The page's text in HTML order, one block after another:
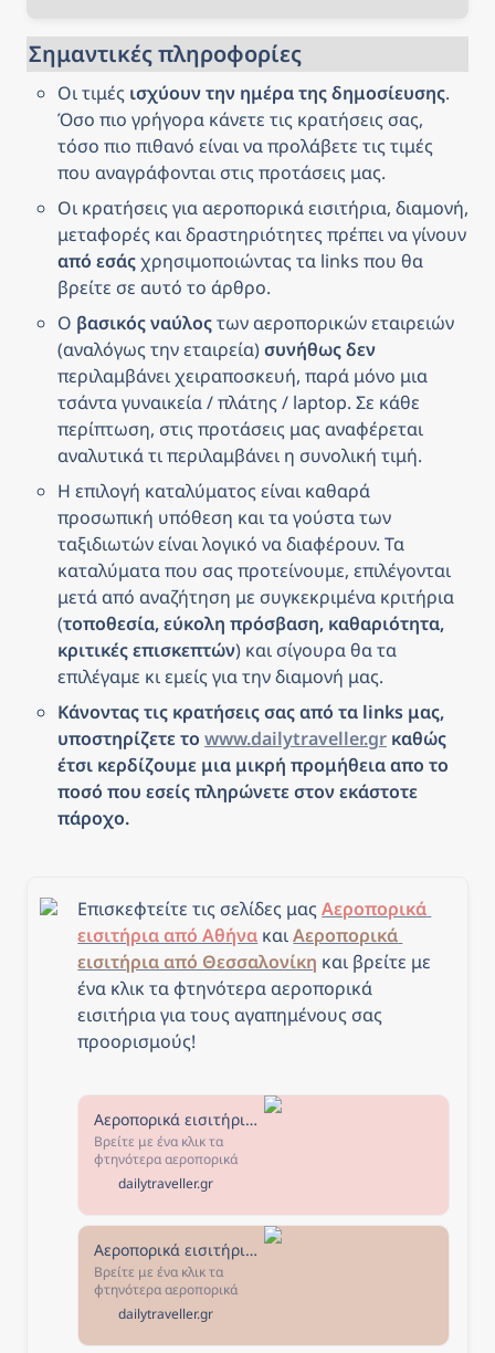
Σημαντικές πληροφορίες
Οι τιμές ισχύουν την ημέρα της δημοσίευσης.
Όσο πιο γρήγορα κάνετε τις κρατήσεις σας,
τόσο πιο πιθανό είναι να προλάβετε τις τιμές
που αναγράφονται στις προτάσεις μας.
Οι κρατήσεις για αεροπορικά εισιτήρια, διαμονή,
από εσάς χρησιμοποιώντας τα links που θα
βρείτε σε αυτό το άρθρο.
Ο βασικός ναύλος των αεροπορικών εταιρειών
(αναλόγως την εταιρεία) συνήθως δεν
περιλαμβάνει χειραποσκευή, παρά μόνο μια
τσάντα γυναικεία / πλάτης / laptop. Σε κάθε
περίπτωση, στις προτάσεις μας αναφέρεται
αναλυτικά τι περιλαμβάνει η συνολική τιμή.
Η επιλογή καταλύματος είναι καθαρά
προσωπική υπόθεση και τα γούστα των
ταξιδιωτών είναι λογικό να διαφέρουν. Τα
καταλύματα που σας προτείνουμε, επιλέγονται
μετά από αναζήτηση με συγκεκριμένα κριτήρια
(τοποθεσία, εύκολη πρόσβαση, καθαριότητα,
κριτικές επισκεπτών) και σίγουρα θα τα
επιλέγαμε κι εμείς για την διαμονή μας.
Κάνοντας τις κρατήσεις σας από τα links μας,
υποστηρίζετε το www.dailytraveller.gr καθώς
έτσι κερδίζουμε μια μικρή προμήθεια απο το
ποσό που εσείς πληρώνετε στον εκάστοτε
πάροχο.
Επισκεφτείτε τις σελίδες μας Αεροπορικά
εισιτήρια από Αθήνα και Αεροπορικά
εισιτήρια από Θεσσαλονίκη και βρείτε με
ένα κλικ τα φτηνότερα αεροπορικά
εισιτήρια για τους αγαπημένους σας
προορισμούς!
Αεροπορικά εισιτήρια από Αθήνα - The Daily Traveller
Βρείτε με ένα κλικ τα
φτηνότερα αεροπορικά
εισιτήρια από Αθήνα για
τους αγαπημένους σας
προορισμούς! Επιλέξτε τον
προορισμό που σας
ενδιαφέρει, κλείστε τα
εισιτήριά σας και... καλό
ταξίδι!
dailytraveller.gr
Αεροπορικά εισιτήρια από Θεσσαλονίκη - The Daily Traveller
Βρείτε με ένα κλικ τα
φτηνότερα αεροπορικά
εισιτήρια από Θεσσαλονίκη
για τους αγαπημένους σας
προορισμούς! Επιλέξτε τον
dailytraveller.gr